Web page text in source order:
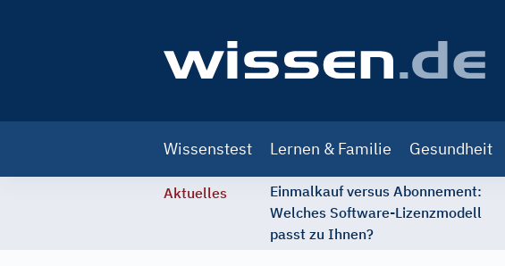
navigation
Wissenstest Lernen & Familie Gesundheit
Aktuelles
Einmalkauf versus Abonnement:
Welches Software-Lizenzmodell
passt zu Ihnen?